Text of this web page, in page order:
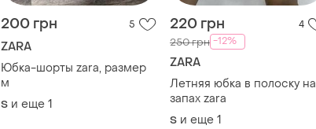
200 грн 5
ZARA
Юбка-шорты zara, размер
м
S и еще 1
220 грн 4
250 грн -12%
ZARA
Летняя юбка в полоску на
запах zara
S и еще 1